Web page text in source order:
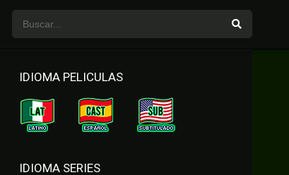
IDIOMA PELICULAS
IDIOMA SERIES